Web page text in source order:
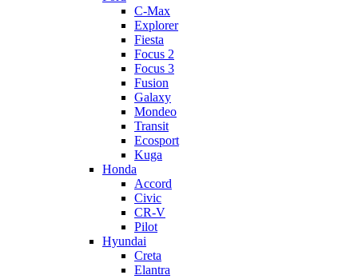
C-Max
Explorer
Fiesta
Focus 2
Focus 3
Fusion
Galaxy
Mondeo
Transit
Ecosport
Kuga
Honda
Accord
Civic
CR-V
Pilot
Hyundai
Creta
Elantra